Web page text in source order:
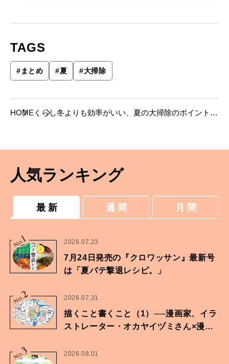
TAGS
# まとめ #夏 #大掃除
HOME くらし冬よりも効率がいい、夏の大掃除のポイントが
人気ランキング
最 新 週 間 月 間
No.
1 2026.07.23
7月24日発売の『クロワッサン』最新号
は「夏バテ撃退レシピ。」
No.2 2026.07.31
描くこと書くこと（1）──漫画家、イラ
ストレーター・オカヤイヅミさん×漫画
No.3 2026.08.01